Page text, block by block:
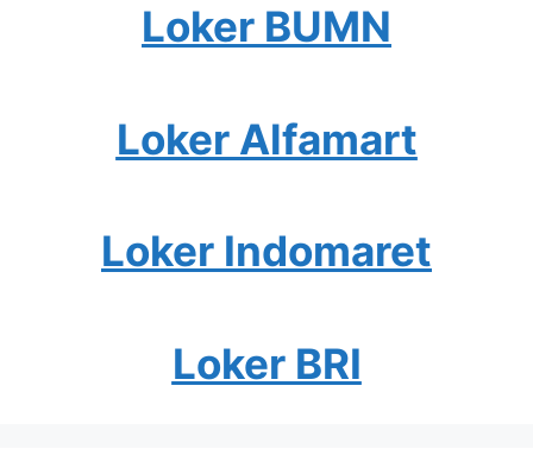
Loker BUMN
Loker Alfamart
Loker Indomaret
Loker BRI